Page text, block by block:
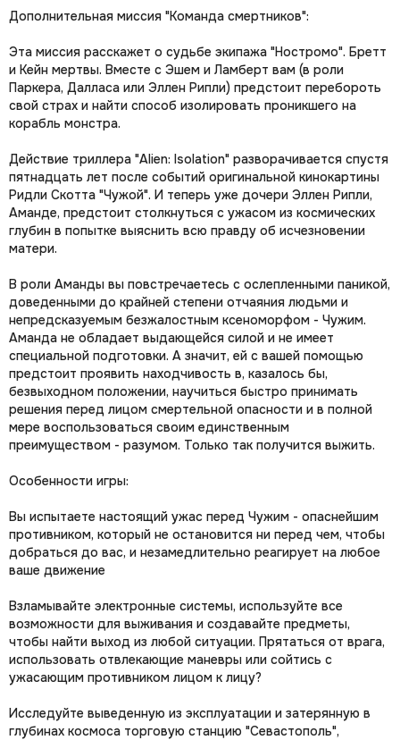
Дополнительная миссия "Команда смертников":
Эта миссия расскажет о судьбе экипажа "Ностромо". Бретт
и Кейн мертвы. Вместе с Эшем и Ламберт вам (в роли
Паркера, Далласа или Эллен Рипли) предстоит перебороть
свой страх и найти способ изолировать проникшего на
корабль монстра.
Действие триллера "Alien: Isolation" разворачивается спустя
пятнадцать лет после событий оригинальной кинокартины
Ридли Скотта "Чужой". И теперь уже дочери Эллен Рипли,
Аманде, предстоит столкнуться с ужасом из космических
глубин в попытке выяснить всю правду об исчезновении
матери.
В роли Аманды вы повстречаетесь с ослепленными паникой,
доведенными до крайней степени отчаяния людьми и
непредсказуемым безжалостным ксеноморфом - Чужим.
Аманда не обладает выдающейся силой и не имеет
специальной подготовки. А значит, ей с вашей помощью
предстоит проявить находчивость в, казалось бы,
безвыходном положении, научиться быстро принимать
решения перед лицом смертельной опасности и в полной
мере воспользоваться своим единственным
преимуществом - разумом. Только так получится выжить.
Особенности игры:
Вы испытаете настоящий ужас перед Чужим - опаснейшим
противником, который не остановится ни перед чем, чтобы
добраться до вас, и незамедлительно реагирует на любое
ваше движение
Взламывайте электронные системы, используйте все
возможности для выживания и создавайте предметы,
чтобы найти выход из любой ситуации. Прятаться от врага,
использовать отвлекающие маневры или сойтись с
ужасающим противником лицом к лицу?
Исследуйте выведенную из эксплуатации и затерянную в
глубинах космоса торговую станцию "Севастополь",